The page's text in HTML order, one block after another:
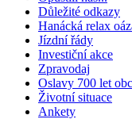
Důležité odkazy
Hanácká relax
Jízdní řády
Investiční akce
Zpravodaj
Oslavy 700 let
Životní situace
Ankety